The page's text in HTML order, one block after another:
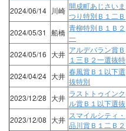
2024/06/14 川崎 開成町あじさいま
つり特別Ｂ１二Ｂ
2024/05/31 船橋 青柳特別Ｂ１Ｂ２
一
2024/05/16 大井 アルデバラン賞Ｂ
１三Ｂ２一選抜特
2024/04/24 大井 春風賞Ｂ１以下選
抜特別
2023/12/28 大井 ラストトゥインク
ル賞Ｂ１以下選抜
2023/12/08 大井 スマイルシティ・
品川賞Ｂ１二Ｂ２